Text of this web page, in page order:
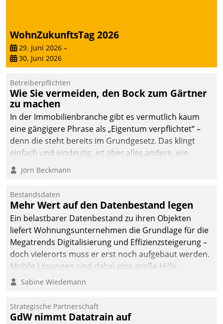
Dienstleisterauftrag.
WohnZukunftsTag 2026
29. Juni 2026 –
30. Juni 2026
Betreiberpflichten
Wie Sie vermeiden, den Bock zum Gärtner
zu machen
In der Immobilienbranche gibt es vermutlich kaum
eine gängigere Phrase als „Eigentum verpflichtet“ –
denn die steht bereits im Grundgesetz. Das klingt
einfach und eindeutig, ist aber alles andere, wie
Branchenbeschäftigte wissen. Denn mit der
Verantwortung folgen Verpflichtungen.
Jörn Beckmann
Bestandsdaten
Mehr Wert auf den Datenbestand legen
Ein belastbarer Datenbestand zu ihren Objekten
liefert Wohnungsunternehmen die Grundlage für die
Megatrends Digitalisierung und Effizienzsteigerung –
doch vielerorts muss er erst noch aufgebaut werden.
Mobile Lösungen sind dabei eine große Hilfe.
Sabine Wiedemann
Strategische Partnerschaft
GdW nimmt Datatrain auf